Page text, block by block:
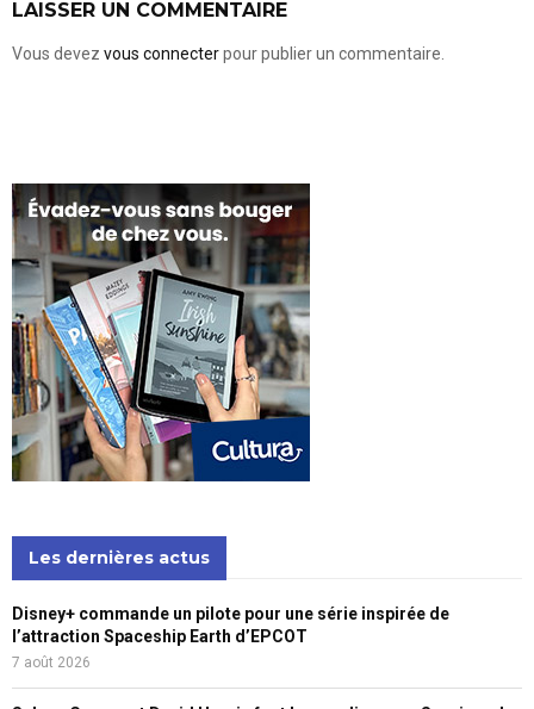
LAISSER UN COMMENTAIRE
Vous devez vous connecterpour publier un commentaire.
Les dernières actus
Disney+ commande un pilote pour une série inspirée de
l’attraction Spaceship Earth d’EPCOT
7 août 2026